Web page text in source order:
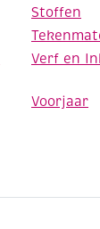
Stoffen
Verf en
Voorjaar